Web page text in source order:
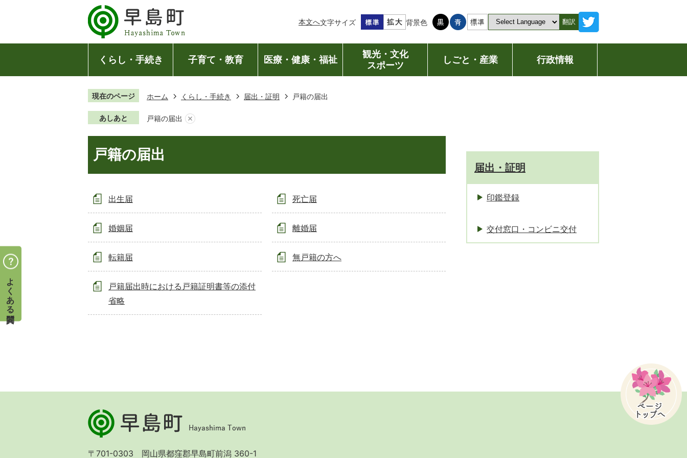
本文へ文字サイズ 背景色 翻訳
くらし・手続き 子育て・教育 医療・健康・福祉
観光・文化
スポーツ
しごと・産業 行政情報
現在のページ ホーム くらし・手続き 届出・証明 戸籍の届出
あしあと 戸籍の届出
戸籍の届出
出生届 死亡届
婚姻届 離婚届
転籍届 無戸籍の方へ
戸籍届出時における戸籍証明書等の添付
省略
届出・証明
印鑑登録
交付窓口・コンビニ交付
よくある質問
早
島
町
Hayashima
〒701-0303 岡山県都窪郡早島町前潟 360-1